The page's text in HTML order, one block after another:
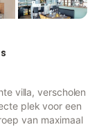
villa, verscholen
plek voor een
van maximaal